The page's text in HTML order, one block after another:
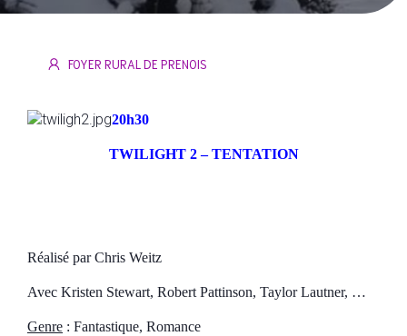
FOYER RURAL DE PRENOIS
20h30
TWILIGHT 2 – TENTATION
Réalisé par Chris Weitz
Avec Kristen Stewart, Robert Pattinson, Taylor Lautner, …
Genre : Fantastique, Romance